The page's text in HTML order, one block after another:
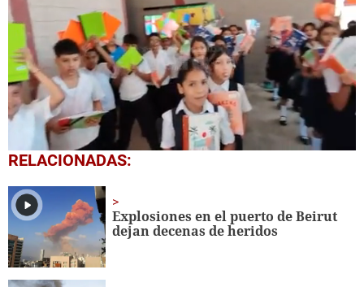
0
seconds
1
minute,
56
seconds
RELACIONADAS:
Explosiones en el puerto de Beirut
dejan decenas de heridos